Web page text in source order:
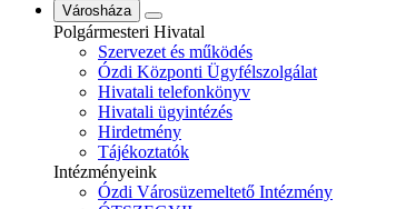
Városháza
Polgármesteri Hivatal
Szervezet és működés
Ózdi Központi Ügyfélszolgálat
Hivatali telefonkönyv
Hivatali ügyintézés
Hirdetmény
Tájékoztatók
Intézményeink
Ózdi Városüzemeltető Intézmény